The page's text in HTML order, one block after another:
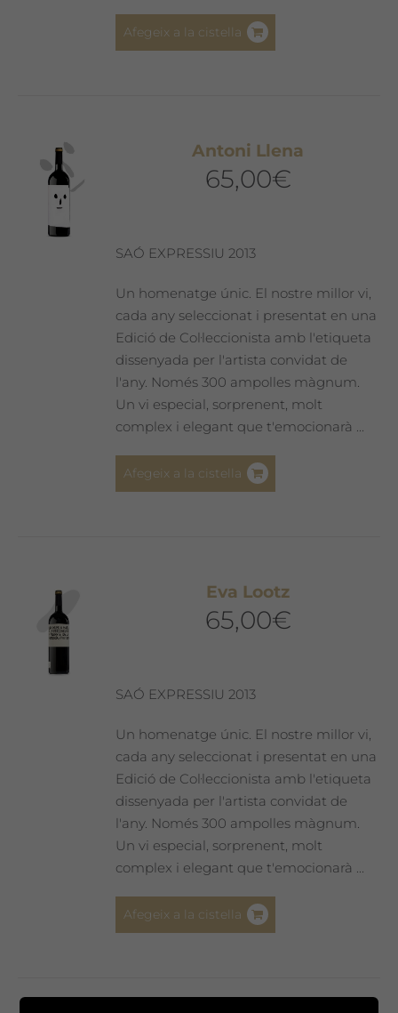
Afegeix a la cistella
Antoni Llena
65,00€
SAÓ EXPRESSIU 2013
Un homenatge únic. El nostre millor vi,
cada any seleccionat i presentat en una
Edició de Col·leccionista amb l'etiqueta
dissenyada per l'artista convidat de
l'any. Només 300 ampolles màgnum.
Un vi especial, sorprenent, molt
complex i elegant que t'emocionarà ...
Afegeix a la cistella
Eva Lootz
65,00€
SAÓ EXPRESSIU 2013
Un homenatge únic. El nostre millor vi,
cada any seleccionat i presentat en una
Edició de Col·leccionista amb l'etiqueta
dissenyada per l'artista convidat de
l'any. Només 300 ampolles màgnum.
Un vi especial, sorprenent, molt
complex i elegant que t'emocionarà ...
Afegeix a la cistella